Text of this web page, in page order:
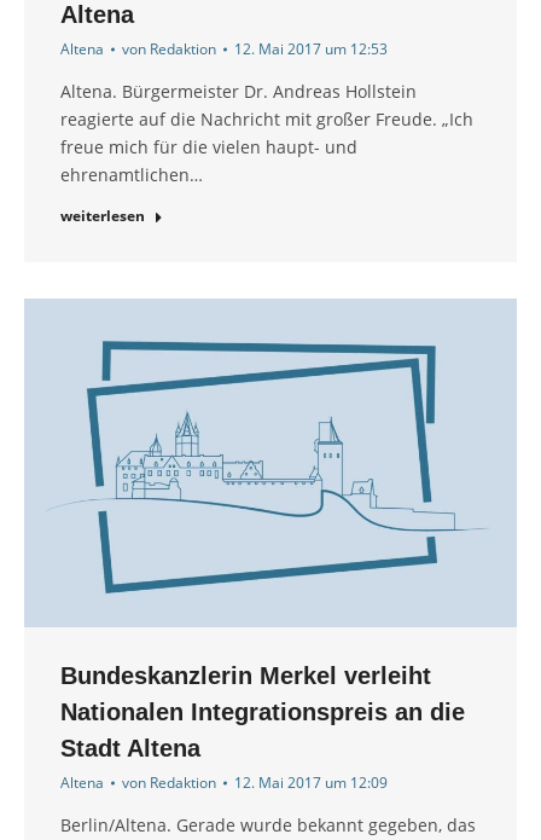
Altena
Altena von Redaktion 12. Mai 2017 um 12:53
Altena. Bürgermeister Dr. Andreas Hollstein
reagierte auf die Nachricht mit großer Freude. „Ich
freue mich für die vielen haupt- und
ehrenamtlichen…
weiterlesen
Bundeskanzlerin Merkel verleiht
Nationalen Integrationspreis an die
Stadt Altena
Altena von Redaktion 12. Mai 2017 um 12:09
Berlin/Altena. Gerade wurde bekannt gegeben, das